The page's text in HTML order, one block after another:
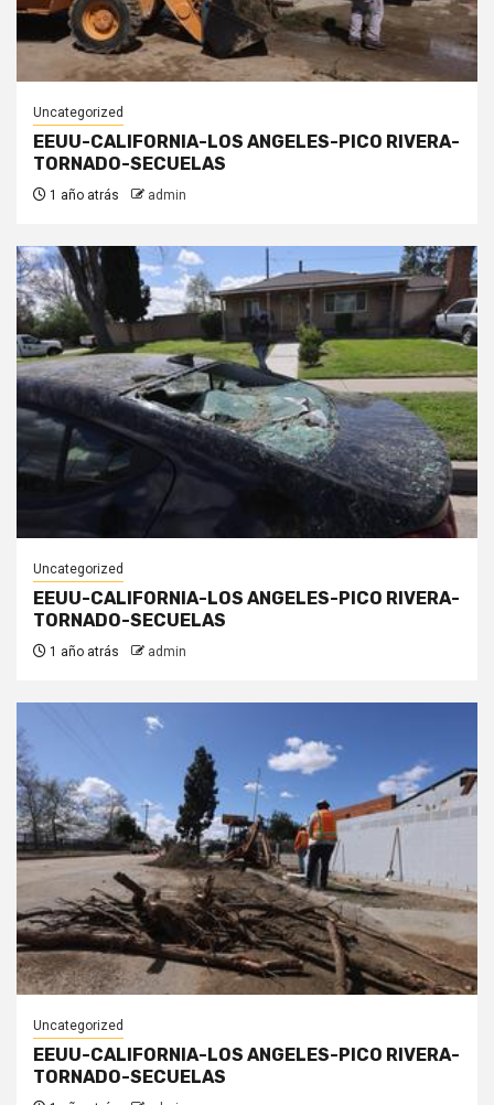
Uncategorized
EEUU-CALIFORNIA-LOS ANGELES-PICO RIVERA-
TORNADO-SECUELAS
1 año atrás admin
Uncategorized
EEUU-CALIFORNIA-LOS ANGELES-PICO RIVERA-
TORNADO-SECUELAS
1 año atrás admin
Uncategorized
EEUU-CALIFORNIA-LOS ANGELES-PICO RIVERA-
TORNADO-SECUELAS